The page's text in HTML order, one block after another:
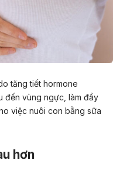
tăng tiết hormone
đến vùng ngực, làm đầy
việc nuôi con bằng sữa
hơn